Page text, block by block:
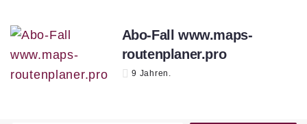
Abo-Fall www.maps-
routenplaner.pro
9 Jahren.